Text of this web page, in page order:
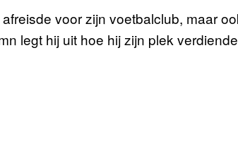
voor zijn voetbalclub, maar
legt hij uit hoe hij zijn plek